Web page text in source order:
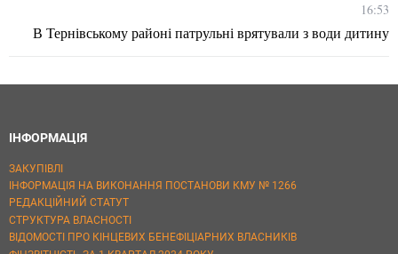
16:53
В Тернівському районі патрульні врятували з води дитину
ІНФОРМАЦІЯ
ЗАКУПІВЛІ
ІНФОРМАЦІЯ НА ВИКОНАННЯ ПОСТАНОВИ КМУ № 1266
РЕДАКЦІЙНИЙ СТАТУТ
СТРУКТУРА ВЛАСНОСТІ
ВІДОМОСТІ ПРО КІНЦЕВИХ БЕНЕФІЦІАРНИХ ВЛАСНИКІВ